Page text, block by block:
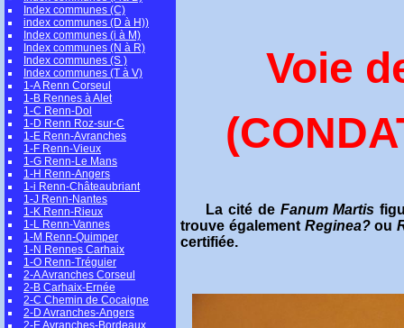
Index communes (C)
index communes (D à H))
Index communes (i à M)
Index communes (N à R)
Index communes (S )
Index communes (T à V)
1-A Renn Corseul
1-B Rennes à Alet
1-C Renn-Dol
1-D Renn Roz-sur-C
1-E Renn-Avranches
1-F Renn-Vieux
1-G Renn-Le Mans
1-H Renn-Angers
1-i Renn-Châteaubriant
1-J Renn-Nantes
1-K Renn-Rieux
1-L Renn-Vannes
1-M Renn-Quimper
1-N Rennes Carhaix
1-O Renn-Tréguier
2-A Avranches Corseul
2-B Carhaix-Ernée
2-C Chemin de Cocaigne
2-D Avranches-Angers
2-E Avranches-Bordeaux
Voie
La cité de Fanum Martis
trouve également Reginea?ou
certifiée.